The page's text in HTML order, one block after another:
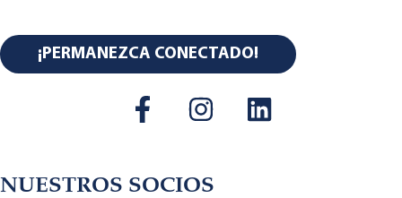
¡PERMANEZCA CONECTADO!
NUESTROS SOCIOS